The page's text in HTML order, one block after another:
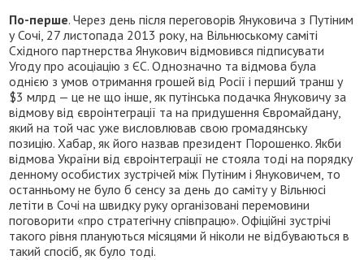
По-перше. Через день після переговорів Януковича з Путіним
у Сочі, 27 листопада 2013 року, на Вільнюському саміті
Східного партнерства Янукович відмовився підписувати
Угоду про асоціацію з ЄС. Однозначно та відмова була
однією з умов отримання грошей від Росії і перший транш у
$3 млрд — це не що інше, як путінська подачка Януковичу за
відмову від євроінтеграції та на придушення Євромайдану,
який на той час уже висловлював свою громадянську
позицію. Хабар, як його назвав президент Порошенко. Якби
відмова України від євроінтеграції не стояла тоді на порядку
денному особистих зустрічей між Путіним і Януковичем, то
останньому не було б сенсу за день до саміту у Вільнюсі
летіти в Сочі на швидку руку організовані перемовини
поговорити «про стратегічну співпрацю». Офіційні зустрічі
такого рівня плануються місяцями й ніколи не відбуваються в
такий спосіб, як було тоді.